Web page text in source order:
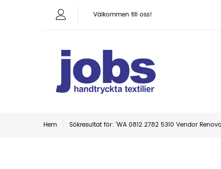
Välkommen till oss!
Hem Sökresultat för: 'WA 0812 2782 5310 Vendor